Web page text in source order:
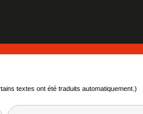
textes ont été traduits automatiquement.)